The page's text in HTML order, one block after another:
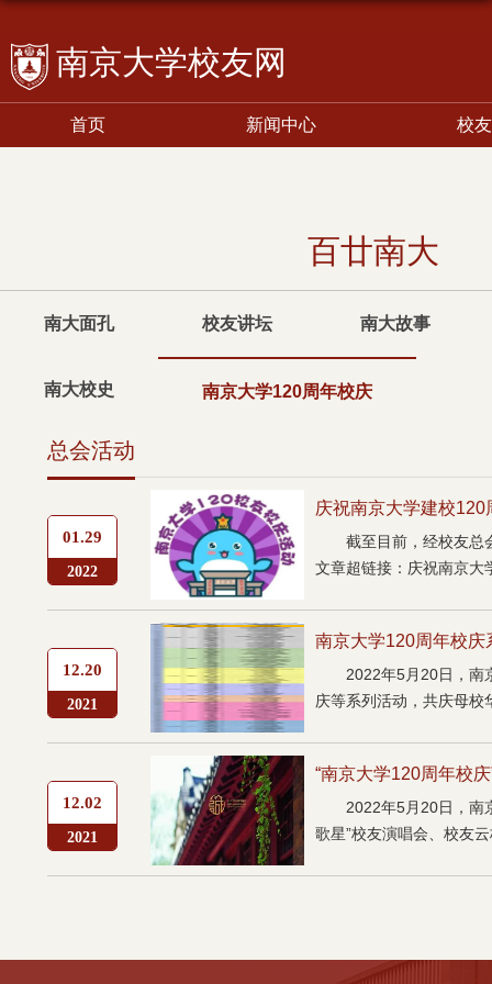
校友网
首页 新闻中心 校
百廿南大
南大面孔 校友讲坛 南大故事
南大校史 南京大学120周年校庆
总会活动
01.29
2022
庆祝南京大学建校
截至目前，经校友总
文章超链接：庆祝南京大
12.20
2021
南京大学120周年校庆
2022年5月20日，南
庆等系列活动，共庆母校
12.02
2021
“南京大学120周年校
2022年5月20日，南
歌星”校友演唱会、校友